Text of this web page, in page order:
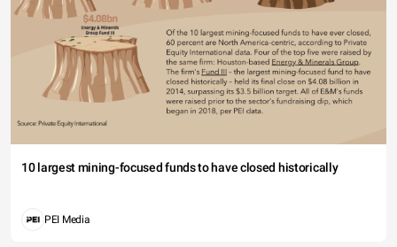
10 largest mining-focused funds to have closed historically
PEI Media